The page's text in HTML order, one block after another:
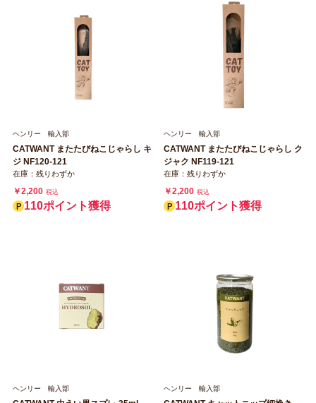
ヘンリー 輸入部
CATWANT またたびねこじゃらし キ
ジ NF120-121
在庫：残りわずか
￥2,200 税込
110ポイント獲得
ヘンリー 輸入部
CATWANT またたびねこじゃらし ク
ジャク NF119-121
在庫：残りわずか
￥2,200 税込
110ポイント獲得
ヘンリー 輸入部 ヘンリー 輸入部